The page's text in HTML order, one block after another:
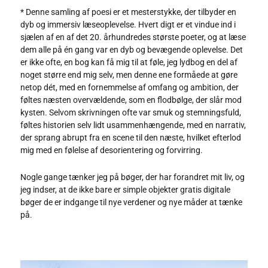
* Denne samling af poesi er et mesterstykke, der tilbyder en
dyb og immersiv læseoplevelse. Hvert digt er et vindue ind i
sjælen af en af det 20. århundredes største poeter, og at læse
dem alle på én gang var en dyb og bevægende oplevelse. Det
er ikke ofte, en bog kan få mig til at føle, jeg lydbog en del af
noget større end mig selv, men denne ene formåede at gøre
netop dét, med en fornemmelse af omfang og ambition, der
føltes næsten overvældende, som en flodbølge, der slår mod
kysten. Selvom skrivningen ofte var smuk og stemningsfuld,
føltes historien selv lidt usammenhængende, med en narrativ,
der sprang abrupt fra en scene til den næste, hvilket efterlod
mig med en følelse af desorientering og forvirring.
Nogle gange tænker jeg på bøger, der har forandret mit liv, og
jeg indser, at de ikke bare er simple objekter gratis digitale
bøger de er indgange til nye verdener og nye måder at tænke
på.